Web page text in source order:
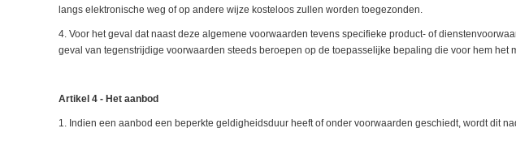
langs elektronische weg of op andere wijze kosteloos zullen worden toegezonden.
4. Voor het geval dat naast deze algemene voorwaarden tevens specifieke product- of
geval van tegenstrijdige voorwaarden steeds beroepen op de toepasselijke bepaling die voor hem het
Artikel 4 - Het aanbod
1. Indien een aanbod een beperkte geldigheidsduur heeft of onder voorwaarden geschiedt, wordt dit